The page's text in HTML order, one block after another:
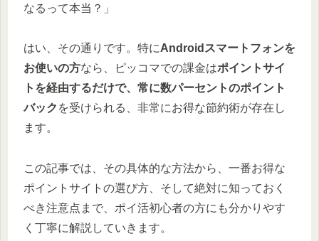
なるって本当？」
はい、その通りです。特にAndroidスマートフォンを
お使いの方なら、ピッコマでの課金はポイントサイ
トを経由するだけで、常に数パーセントのポイント
バック を受けられる、非常にお得な節約術が存在し
ます。
この記事では、その具体的な方法から、一番お得な
ポイントサイトの選び方、そして絶対に知っておく
べき注意点まで、ポイ活初心者の方にも分かりやす
く丁寧に解説していきます。